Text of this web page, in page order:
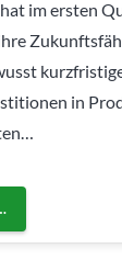
im ersten
in